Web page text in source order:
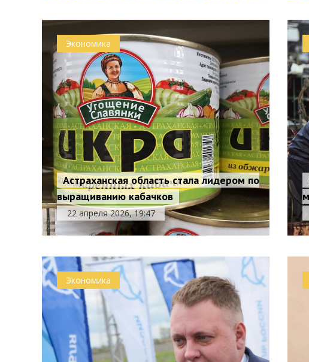
Экономика
Астраханская область стала лидером по
выращиванию кабачков
22 апреля 2026, 19:47
Экономика